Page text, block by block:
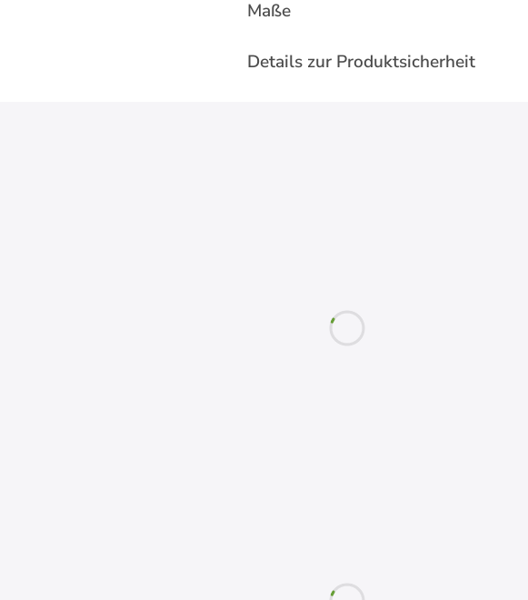
Maße
Details zur Produktsicherheit